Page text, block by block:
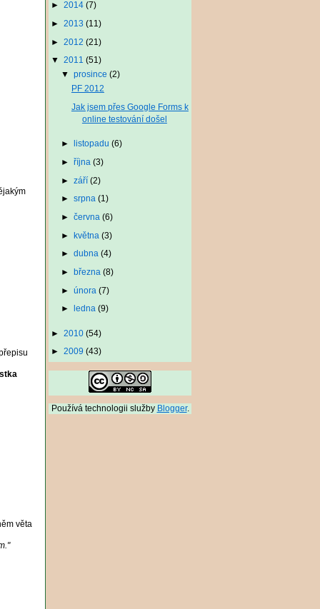
věta
► 2014 (7)
► 2013 (11)
► 2012 (21)
▼ 2011 (51)
▼ prosince (2)
PF 2012
Jak jsem přes Google Forms k
online testování došel
► listopadu (6)
► října (3)
► září (2)
► srpna (1)
► června (6)
► května (3)
► dubna (4)
► března (8)
► února (7)
► ledna (9)
► 2010 (54)
► 2009 (43)
Používá technologii služby Blogger.